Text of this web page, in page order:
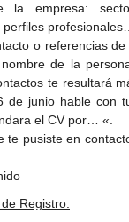
la empresa:
profesionales…
o referencias
de la
te resultará
de junio hable con
el CV por… «.
te pusiste en
Registro: